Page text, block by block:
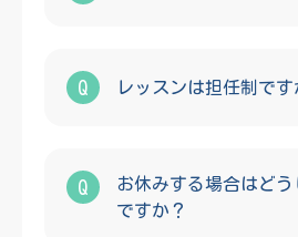
Q レッスンは担任制です
Q
お休みする場合はど
ですか？